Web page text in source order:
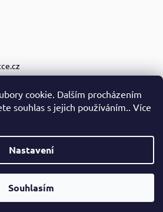
cookie. Dalším procházením
souhlas s jejich používáním.. Více
Nastavení
Souhlasím
nabytekvkostce.cz/
Vytvořil Shoptet
v-kostce.cz. Všechna práva vyhrazena.
seS!CK Studiem